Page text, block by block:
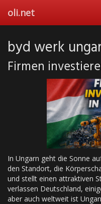
main
oli.net
byd werk
Firmen
In Ungarn geht die Sonne
den Standort, die
und stellt einen attraktiven
verlassen Deutschland,
aber auch weltweit ist